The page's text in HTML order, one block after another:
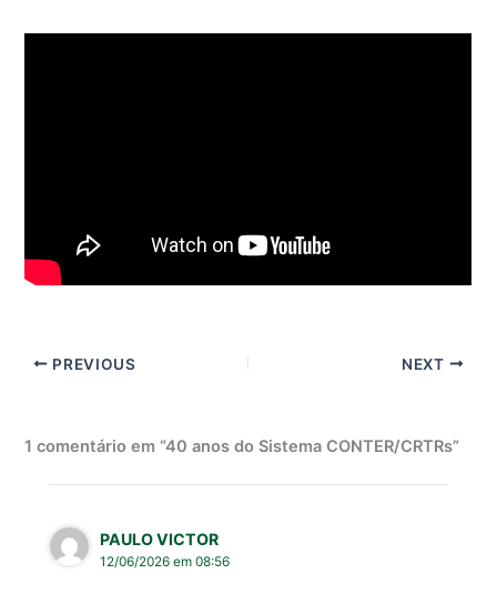
PREVIOUS NEXT
1 comentário em “40 anos do Sistema CONTER/CRTRs”
PAULO VICTOR
12/06/2026 em 08:56